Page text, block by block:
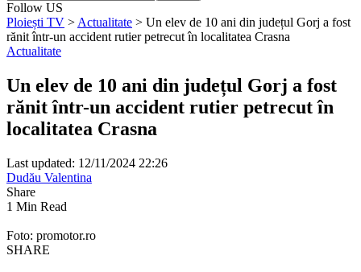
Follow US
Ploiești TV > Actualitate > Un elev de 10 ani din județul Gorj a fost
rănit într-un accident rutier petrecut în localitatea Crasna
Actualitate
Un elev de 10 ani din județul Gorj a fost
rănit într-un accident rutier petrecut în
localitatea Crasna
Last updated: 12/11/2024 22:26
Dudău Valentina
Share
1 Min Read
Foto: promotor.ro
SHARE